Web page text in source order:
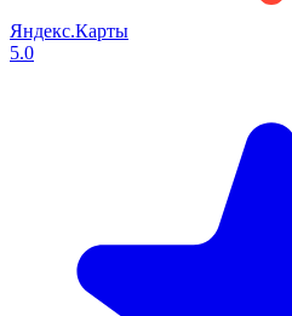
Яндекс.Карты
5.0